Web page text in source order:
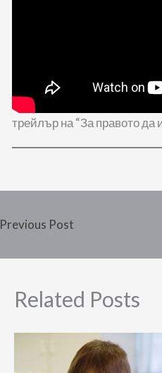
трейлър на “За правото да
Previous Post
Related Posts